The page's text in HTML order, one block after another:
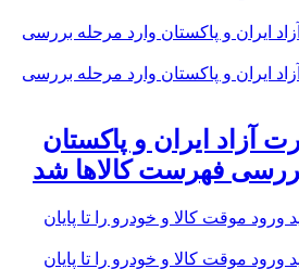
آزاد ایران و پاکستان
فهرست کالاها شد